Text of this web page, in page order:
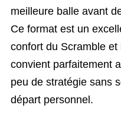
meilleure balle avant
Ce format est un
confort du Scramble
convient parfaitement
peu de stratégie sans
départ personnel.